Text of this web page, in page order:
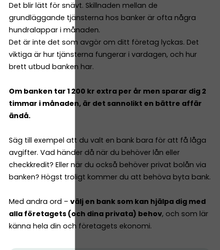
Det blir lätt för snävt. Skillnaden mellan de
grundläggande tjänsterna hos banker är ofta några
hundralappar i månaden.
Det är inte det som avgör om ditt företag lyckas. Det
viktiga är hur tjänsterna fungerar i vardagen, och hur
brett utbud banken har.
Om banken tar 1 200 kr extra per år men sparar dig 2
timmar i månaden, är det sannolikt en bättre affär
ändå.
Säg till exempel att du valt en bank bara för att få låga
avgifter. Vad händer då när du behöver lån eller
checkkredit? Eller när du också behöver privat bolån via
banken? Högst troligt kommer du att behöva byta bank.
Med andra ord – välj en bank som kan hjälpa dig med
alla företagets (och dina privata) behov, och som lär
känna hela din och företagets ekonomi.